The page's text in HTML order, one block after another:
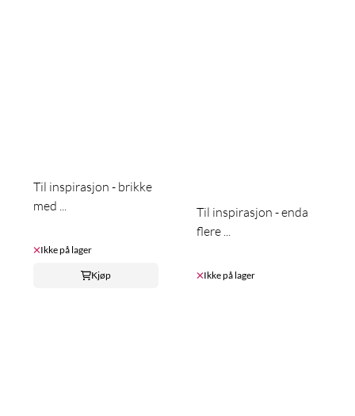
Til inspirasjon - brikke
med ...
Ikke på lager
Kjøp
Til inspirasjon - enda
flere ...
Ikke på lager